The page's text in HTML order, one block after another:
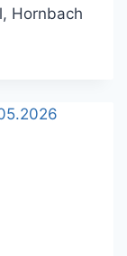
Hornbach